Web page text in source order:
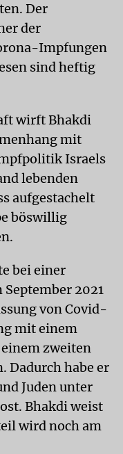
Der
der
Impfungen
sind heftig
wirft Bhakdi
mit
Israels
lebenden
aufgestachelt
böswillig
bei einer
2021
von Covid-
mit einem
zweiten
Dadurch habe er
Juden unter
Bhakdi weist
wird noch am